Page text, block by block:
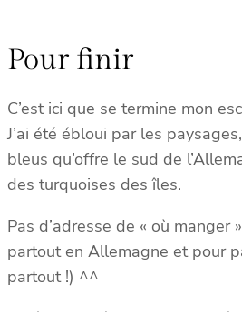
Pour finir
C’est ici que se termine mon
J’ai été ébloui par les
bleus qu’offre le sud de
des turquoises des îles.
Pas d’adresse de « où manger
partout en Allemagne et pour
partout !) ^^